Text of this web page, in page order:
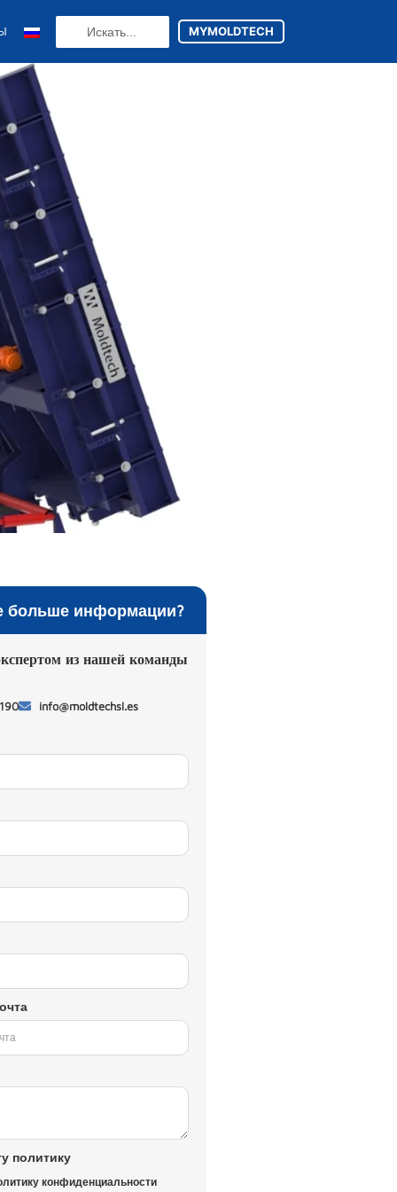
FR
ES
Немецкий
MYMOLDTECH
больше информации?
из нашей команды
info@moldtechsl.es
политику
конфиденциальности